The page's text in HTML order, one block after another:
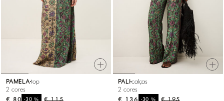
PAMELA top
2 cores
€ 115
-30%
€ 80
PALI calças
2 cores
€ 195
-30%
€ 136